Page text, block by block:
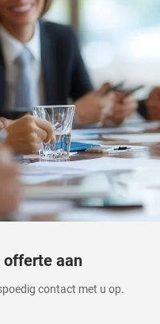
offerte aan
contact met u op.